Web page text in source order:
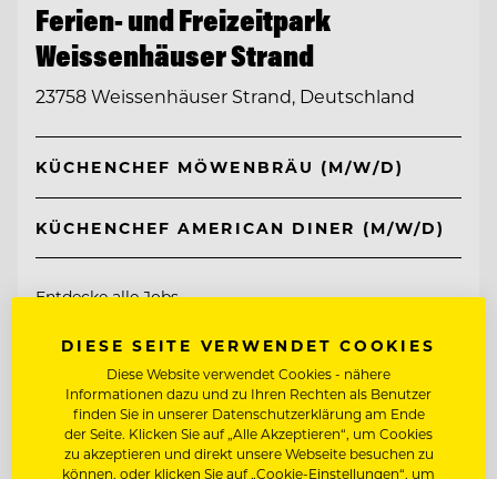
Ferien- und Freizeitpark
Weissenhäuser Strand
23758 Weissenhäuser Strand, Deutschland
KÜCHENCHEF MÖWENBRÄU (M/W/D)
KÜCHENCHEF AMERICAN DINER (M/W/D)
Entdecke alle Jobs
DIESE SEITE VERWENDET COOKIES
Diese Website verwendet Cookies - nähere
Informationen dazu und zu Ihren Rechten als Benutzer
finden Sie in unserer Datenschutzerklärung am Ende
der Seite. Klicken Sie auf „Alle Akzeptieren“, um Cookies
zu akzeptieren und direkt unsere Webseite besuchen zu
können, oder klicken Sie auf „Cookie-Einstellungen“, um